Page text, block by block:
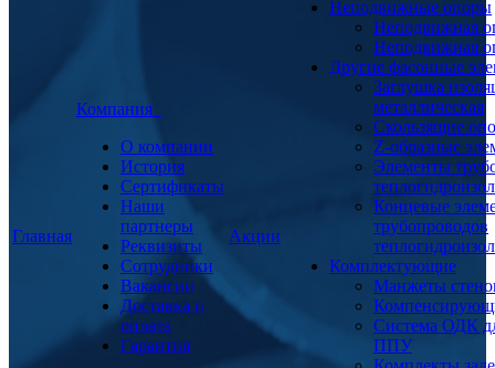
Главная
Компания
О компании
История
Сертификаты
Наши
партнеры
Реквизиты
Сотрудники
Вакансии
Доставка и
оплата
Гарантия
Акции
Неподвижные опоры
Неподвижная
Неподвижная
Другие фасонные
Заглушка
металлическая
Скользящие
Z-образные
Элементы
Концевые
трубопроводов
Комплектующие
Манжеты
Система ОДК
ППУ